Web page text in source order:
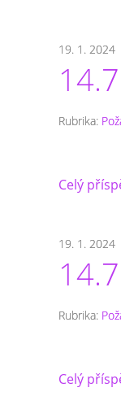
19. 1. 2024
Rubrika:
Celý
19. 1. 2024
Rubrika:
Celý